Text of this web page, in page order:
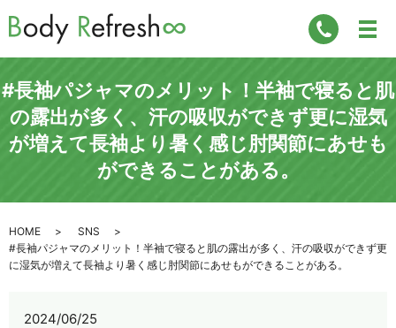
#長袖パジャマのメリット！半袖で寝ると肌
の露出が多く、汗の吸収ができず更に湿気
が増えて長袖より暑く感じ肘関節にあせも
ができることがある。
HOME
SNS
#長袖パジャマのメリット！半袖で寝ると肌の露出が多く、汗の吸収ができず更
に湿気が増えて長袖より暑く感じ肘関節にあせもができることがある。
2024/06/25